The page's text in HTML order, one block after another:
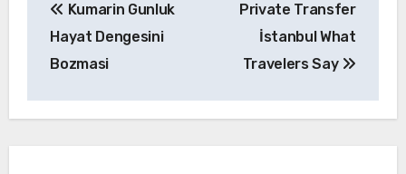
gezinmesi
Kumarin Gunluk
Hayat Dengesini
Bozmasi
Private Transfer
İstanbul What
Travelers Say